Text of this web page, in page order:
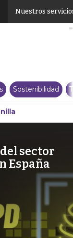
Nuestros
Sostenibilidad
sector
España